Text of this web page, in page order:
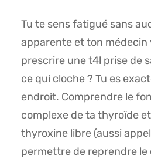
Tu te sens fatigué sans
apparente et ton médecin
prescrire une t4l prise de
ce qui cloche ? Tu es
endroit. Comprendre le
complexe de ta thyroïde
thyroxine libre (aussi
permettre de reprendre le